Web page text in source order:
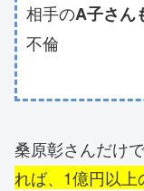
相手のA子さん
不倫
桑原彰さんだけ
れば、1億円以